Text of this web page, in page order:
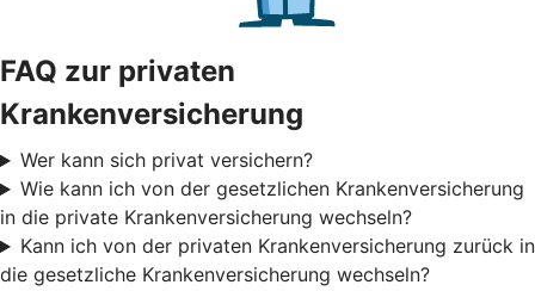
FAQ zur privaten
Krankenversicherung
Wer kann sich privat versichern?
Wie kann ich von der gesetzlichen Krankenversicherung
in die private Krankenversicherung wechseln?
Kann ich von der privaten Krankenversicherung zurück in
die gesetzliche Krankenversicherung wechseln?